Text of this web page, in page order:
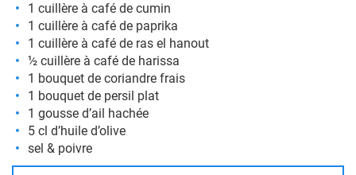
1 cuillère à café de cumin
1 cuillère à café de paprika
1 cuillère à café de ras el hanout
½ cuillère à café de harissa
1 bouquet de coriandre frais
1 bouquet de persil plat
1 gousse d’ail hachée
5 cl d’huile d’olive
sel & poivre